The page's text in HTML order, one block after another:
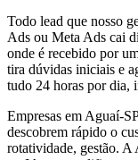
Todo lead que nosso
Ads ou Meta Ads cai
onde é recebido por
tira dúvidas iniciais e
tudo 24 horas por dia,
Empresas em Aguaí-
descobrem rápido o
rotatividade, gestão. A